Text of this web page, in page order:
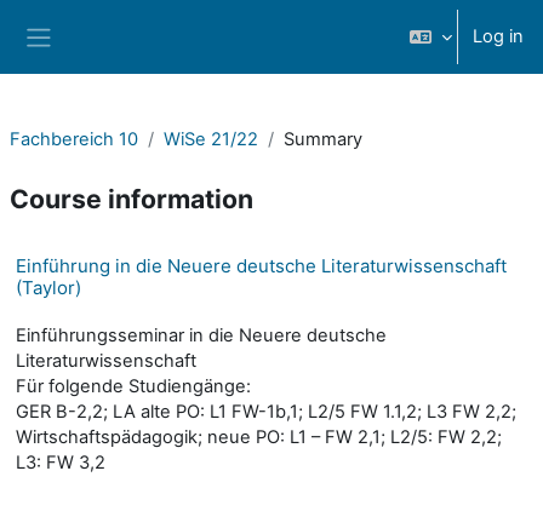
Log in
Fachbereich 10 WiSe 21/22 Summary
Course information
Einführung in die Neuere deutsche Literaturwissenschaft
(Taylor)
Einführungsseminar in die Neuere deutsche
Literaturwissenschaft
Für folgende Studiengänge:
GER B-2,2; LA alte PO: L1 FW-1b,1; L2/5 FW 1.1,2; L3 FW 2,2;
Wirtschaftspädagogik; neue PO: L1 – FW 2,1; L2/5: FW 2,2;
L3: FW 3,2